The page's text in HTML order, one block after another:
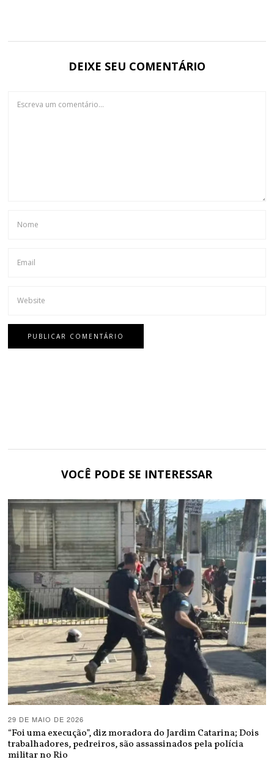
DEIXE SEU COMENTÁRIO
VOCÊ PODE SE INTERESSAR
29 DE MAIO DE 2026
“Foi uma execução”, diz moradora do Jardim Catarina; Dois
trabalhadores, pedreiros, são assassinados pela polícia
militar no Rio